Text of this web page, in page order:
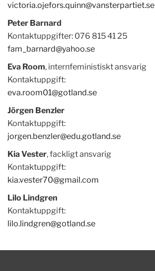
victoria.ojefors.quinn@vansterpartiet.se
Peter Barnard
Kontaktuppgifter: 076 815 41 25
fam_barnard@yahoo.se
Eva Room, internfeministiskt ansvarig
Kontaktuppgift:
eva.room01@gotland.se
Jörgen Benzler
Kontaktuppgift:
jorgen.benzler@edu.gotland.se
Kia Vester, fackligt ansvarig
Kontaktuppgift:
kia.vester70@gmail.com
Lilo Lindgren
Kontaktuppgift:
lilo.lindgren@gotland.se